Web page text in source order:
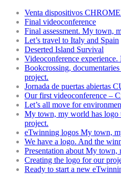
Venta dispositivos
Final videoconference
Final assessment. My town,
Let’s travel to Italy and Spain
Deserted Island Survival
Videoconference
Bookcrossing,
project.
Jornada de puertas abiertas
Our first videoconference –
Let’s all move for
My town, my world has logo
project.
eTwinning logos My town,
We have a logo. And the
Presentation about My town,
Creating the logo for our
Ready to start a new